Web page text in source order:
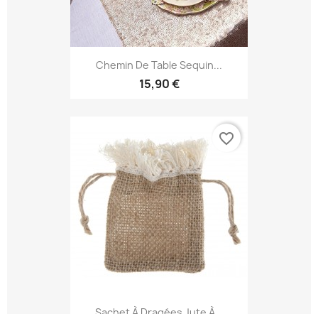
Chemin De Table Sequin...
15,90 €
favorite_border